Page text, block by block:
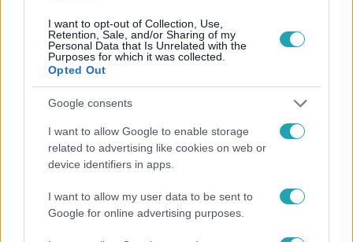
I want to opt-out of Collection, Use,
Retention, Sale, and/or Sharing of my
Personal Data that Is Unrelated with the
Purposes for which it was collected.
Opted Out
Google consents
I want to allow Google to enable storage
related to advertising like cookies on web or
device identifiers in apps.
I want to allow my user data to be sent to
Google for online advertising purposes.
WOSSALA ROZINA # VANYA TÍMEA #DÖNTŐ
SZŐKE REBEKA
Népszerű